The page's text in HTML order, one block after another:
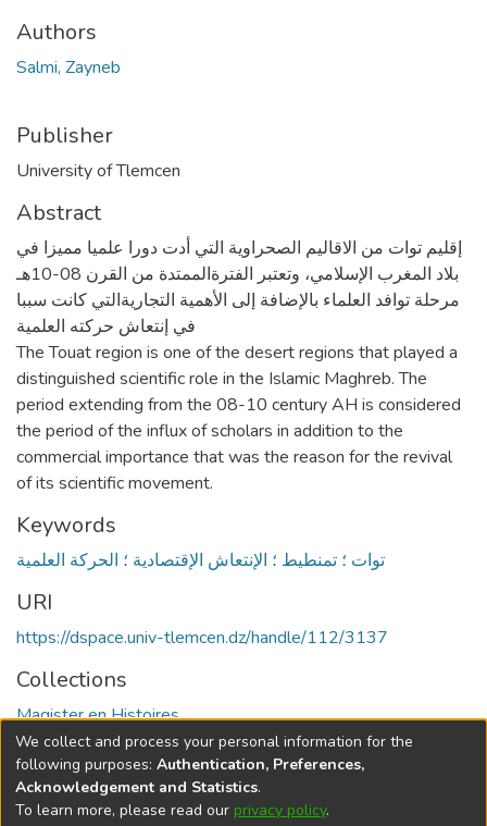
Authors
Salmi, Zayneb
Publisher
University of Tlemcen
Abstract
إقليم توات من الاقاليم الصحراوية التي أدت دورا علميا مميزا في
بلاد المغرب الإسلامي، وتعتبر الفترةالممتدة من القرن 08-10هـ
مرحلة توافد العلماء بالإضافة إلى الأهمية التجاريةالتي كانت سببا
في إنتعاش حركته العلمية
The Touat region is one of the desert regions that played a
distinguished scientific role in the Islamic Maghreb. The
period extending from the 08-10 century AH is considered
the period of the influx of scholars in addition to the
commercial importance that was the reason for the revival
of its scientific movement.
Keywords
توات ؛ تمنطيط ؛ الإنتعاش الإقتصادية ؛ الحركة العلمية
URI
https://dspace.univ-tlemcen.dz/handle/112/3137
Collections
Magister en Histoires
Full item page
We collect and process your personal information for the
following purposes: Authentication, Preferences,
Acknowledgement and Statistics.
To learn more, please read our privacy policy.